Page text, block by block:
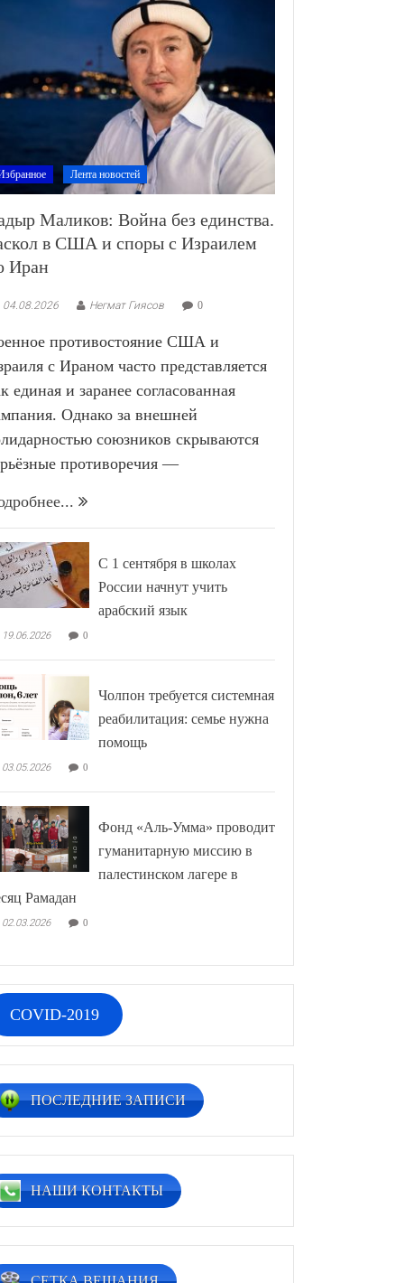
Лента новостей
Маликов: Война без единства.
в США и споры с Израилем
Иран
04.08.2026 Негмат Гиясов 0
противостояние США и
с Ираном часто представляется
единая и заранее согласованная
Однако за внешней
союзников скрываются
противоречия —
С 1 сентября в школах
России начнут учить
арабский язык
19.06.2026 0
Чолпон требуется системная
реабилитация: семье нужна
помощь
03.05.2026 0
Фонд «Аль-Умма» проводит
гуманитарную миссию в
палестинском лагере в
Рамадан
02.03.2026 0
COVID-2019
ПОСЛЕДНИЕ ЗАПИСИ
НАШИ КОНТАКТЫ